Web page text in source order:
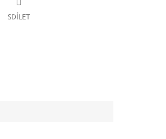
SDÍLET